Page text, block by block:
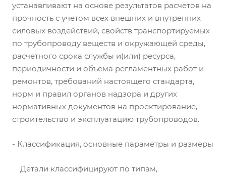
устанавливают на основе результатов расчетов на
прочность с учетом всех внешних и внутренних
силовых воздействий, свойств транспортируемых
по трубопроводу веществ и окружающей среды,
расчетного срока службы и(или) ресурса,
периодичности и объема регламентных работ и
ремонтов, требований настоящего стандарта,
норм и правил органов надзора и других
нормативных документов на проектирование,
строительство и эксплуатацию трубопроводов.
- Классификация, основные параметры и размеры
Детали классифицируют по типам,